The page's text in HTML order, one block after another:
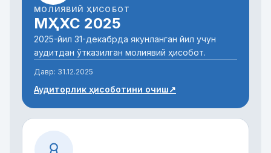
МОЛИЯВИЙ ҲИСОБОТ
МҲХС 2025
2025-йил 31-декабрда якунланган йил учун
аудитдан ўтказилган молиявий ҳисобот.
Давр: 31.12.2025
Аудиторлик ҳисоботини очиш↗